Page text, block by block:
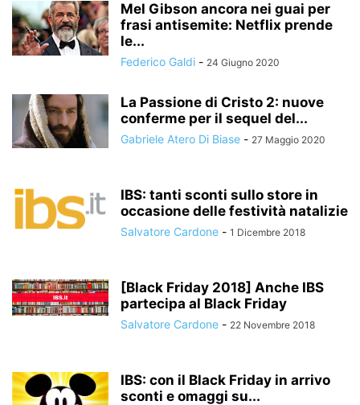
Mel Gibson ancora nei guai per
frasi antisemite: Netflix prende
le...
Federico Galdi - 24 Giugno 2020
La Passione di Cristo 2: nuove
conferme per il sequel del...
Gabriele Atero Di Biase - 27 Maggio 2020
IBS: tanti sconti sullo store in
occasione delle festività natalizie
Salvatore Cardone - 1 Dicembre 2018
[Black Friday 2018] Anche IBS
partecipa al Black Friday
Salvatore Cardone - 22 Novembre 2018
IBS: con il Black Friday in arrivo
sconti e omaggi su...